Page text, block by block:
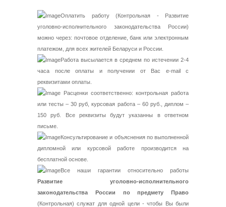
Оплатить работу (Контрольная - Развитие
уголовно-исполнительного законодательства России)
можно через: почтовое отделение, банк или электронным
платежом, для всех жителей Беларуси и России.
Работа высылается в среднем по истечении 2-4
часа после оплаты и получении от Вас e-mail с
реквизитами оплаты.
Расценки соответственно: контрольная работа
или тесты – 30 руб, курсовая работа – 60 руб., диплом –
150 руб. Все реквизиты будут указанны в ответном
письме.
Консультирование и объяснения по выполненной
дипломной или курсовой работе производится на
бесплатной основе.
Все наши гарантии относительно работы
Развитие уголовно-исполнительного
законодательства России по предмету Право
(Контрольная) служат для одной цели - чтобы Вы были